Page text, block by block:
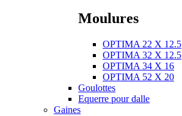
Moulures
OPTIMA 22 X 12.5
OPTIMA 32 X 12.5
OPTIMA 34 X 16
OPTIMA 52 X 20
Goulottes
Equerre pour dalle
Gaines